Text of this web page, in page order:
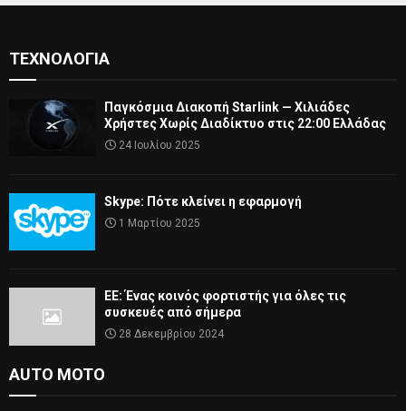
ΤΕΧΝΟΛΟΓΊΑ
Παγκόσμια Διακοπή Starlink — Χιλιάδες
Χρήστες Χωρίς Διαδίκτυο στις 22:00 Ελλάδας
24 Ιουλίου 2025
Skype: Πότε κλείνει η εφαρμογή
1 Μαρτίου 2025
ΕΕ: Ένας κοινός φορτιστής για όλες τις
συσκευές από σήμερα
28 Δεκεμβρίου 2024
AUTO MOTO